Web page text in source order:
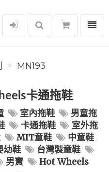
選單
MN193
卡通拖鞋
室內拖鞋
男童拖
卡通拖鞋
室外拖
MIT童鞋
中童鞋
幼鞋
台灣製童鞋
男寶 Hot Wheels